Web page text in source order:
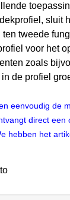
sluit
tweede
voor het
zoals
de profiel
eenvoudig de
direct een
hebben het